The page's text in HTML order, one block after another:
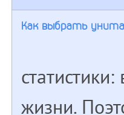
Как выбрать
жизни.